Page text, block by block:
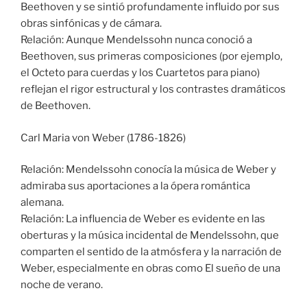
Beethoven y se sintió profundamente influido por sus
obras sinfónicas y de cámara.
Relación: Aunque Mendelssohn nunca conoció a
Beethoven, sus primeras composiciones (por ejemplo,
el Octeto para cuerdas y los Cuartetos para piano)
reflejan el rigor estructural y los contrastes dramáticos
de Beethoven.
Carl Maria von Weber (1786-1826)
Relación: Mendelssohn conocía la música de Weber y
admiraba sus aportaciones a la ópera romántica
alemana.
Relación: La influencia de Weber es evidente en las
oberturas y la música incidental de Mendelssohn, que
comparten el sentido de la atmósfera y la narración de
Weber, especialmente en obras como El sueño de una
noche de verano.